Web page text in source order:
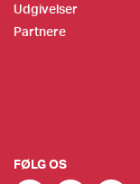
Udgivelser
Partnere
FØLG OS